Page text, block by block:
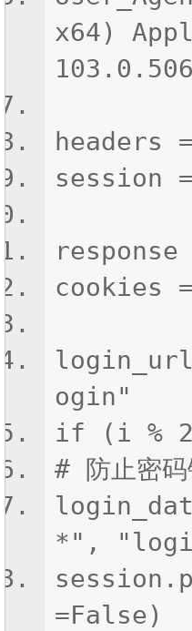
x64)
headers
session
cookies
ogin"
if (i %
# 防止密
*",
=False)